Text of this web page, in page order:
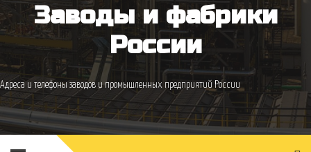
Заводы и фабрики
России
Адреса и телефоны заводов и промышленных предприятий России